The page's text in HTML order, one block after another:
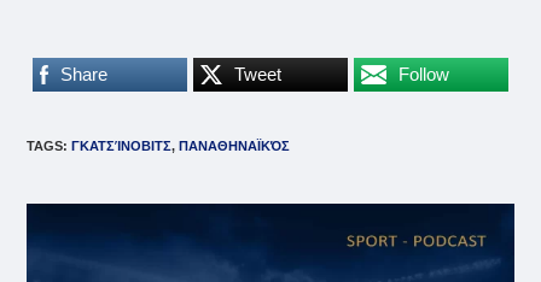
Share Tweet Follow
TAGS: ΓΚΑΤΣΊΝΟΒΙΤΣ, ΠΑΝΑΘΗΝΑΪΚΌΣ